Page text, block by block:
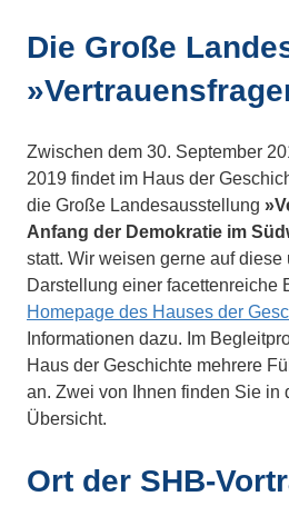
Die Große
Zwischen dem 30. September
2019 findet im Haus der
die Große Landesausstellung
Anfang der Demokratie im
statt. Wir weisen gerne auf diese
Darstellung einer facettenreiche
Homepage des Hauses der
Informationen dazu. Im
Haus der Geschichte mehrere
an. Zwei von Ihnen finden Sie in
Übersicht.
Ort der SHB-